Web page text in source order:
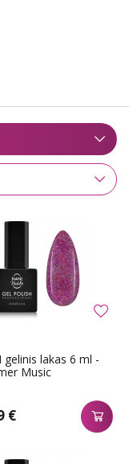
gelinis lakas 6 ml -
Music
€